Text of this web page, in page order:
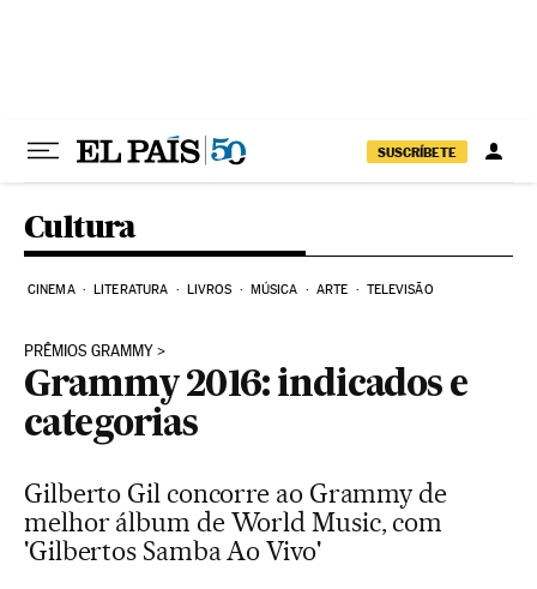
SUSCRÍBETE
Cultura
CINEMA LITERATURA LIVROS MÚSICA ARTE TELEVISÃO
PRÊMIOS GRAMMY
Grammy 2016: indicados e
categorias
Gilberto Gil concorre ao Grammy de
melhor álbum de World Music, com
'Gilbertos Samba Ao Vivo'